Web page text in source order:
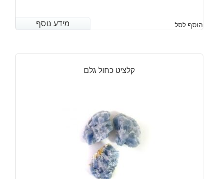
מידע נוסף הוסף לסל מידע נוסף
קלציט כחול גלם